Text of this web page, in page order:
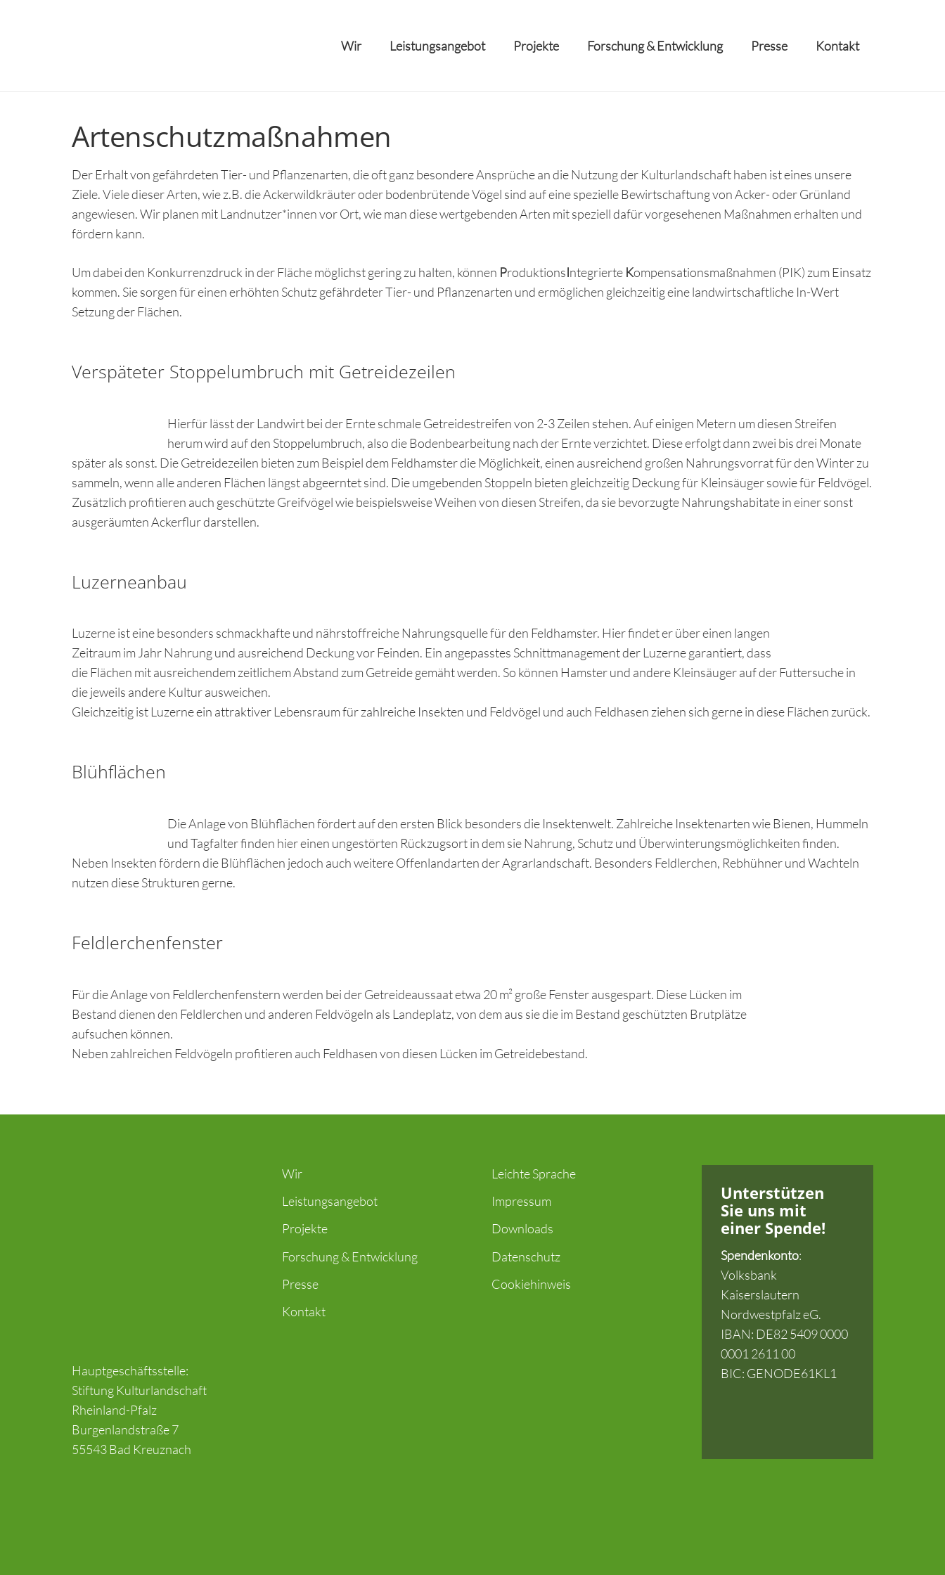
Wir Leistungsangebot Projekte Forschung & Entwicklung Presse Kontakt
Artenschutzmaßnahmen
Der Erhalt von gefährdeten Tier- und Pflanzenarten, die oft ganz besondere Ansprüche an die Nutzung der Kulturlandschaft haben ist eines unsere
Ziele. Viele dieser Arten, wie z.B. die Ackerwildkräuter oder bodenbrütende Vögel sind auf eine spezielle Bewirtschaftung von Acker- oder Grünland
angewiesen. Wir planen mit Landnutzer*innen vor Ort, wie man diese wertgebenden Arten mit speziell dafür vorgesehenen Maßnahmen erhalten und
fördern kann.
Um dabei den Konkurrenzdruck in der Fläche möglichst gering zu halten, können ProduktionsIntegrierte Kompensationsmaßnahmen (PIK) zum Einsatz
kommen. Sie sorgen für einen erhöhten Schutz gefährdeter Tier- und Pflanzenarten und ermöglichen gleichzeitig eine landwirtschaftliche In-Wert
Setzung der Flächen.
Verspäteter Stoppelumbruch mit Getreidezeilen
Hierfür lässt der Landwirt bei der Ernte schmale Getreidestreifen von 2-3 Zeilen stehen. Auf einigen Metern um diesen Streifen
herum wird auf den Stoppelumbruch, also die Bodenbearbeitung nach der Ernte verzichtet. Diese erfolgt dann zwei bis drei Monate
später als sonst. Die Getreidezeilen bieten zum Beispiel dem Feldhamster die Möglichkeit, einen ausreichend großen Nahrungsvorrat für den Winter zu
sammeln, wenn alle anderen Flächen längst abgeerntet sind. Die umgebenden Stoppeln bieten gleichzeitig Deckung für Kleinsäuger sowie für Feldvögel.
Zusätzlich profitieren auch geschützte Greifvögel wie beispielsweise Weihen von diesen Streifen, da sie bevorzugte Nahrungshabitate in einer sonst
ausgeräumten Ackerflur darstellen.
Luzerneanbau
Luzerne ist eine besonders schmackhafte und nährstoffreiche Nahrungsquelle für den Feldhamster. Hier findet er über einen langen
Zeitraum im Jahr Nahrung und ausreichend Deckung vor Feinden. Ein angepasstes Schnittmanagement der Luzerne garantiert, dass
die Flächen mit ausreichendem zeitlichem Abstand zum Getreide gemäht werden. So können Hamster und andere Kleinsäuger auf der Futtersuche in
die jeweils andere Kultur ausweichen.
Gleichzeitig ist Luzerne ein attraktiver Lebensraum für zahlreiche Insekten und Feldvögel und auch Feldhasen ziehen sich gerne in diese Flächen zurück.
Blühflächen
Die Anlage von Blühflächen fördert auf den ersten Blick besonders die Insektenwelt. Zahlreiche Insektenarten wie Bienen, Hummeln
und Tagfalter finden hier einen ungestörten Rückzugsort in dem sie Nahrung, Schutz und Überwinterungsmöglichkeiten finden.
Neben Insekten fördern die Blühflächen jedoch auch weitere Offenlandarten der Agrarlandschaft. Besonders Feldlerchen, Rebhühner und Wachteln
nutzen diese Strukturen gerne.
Feldlerchenfenster
Für die Anlage von Feldlerchenfenstern werden bei der Getreideaussaat etwa 20 m² große Fenster ausgespart. Diese Lücken im
Bestand dienen den Feldlerchen und anderen Feldvögeln als Landeplatz, von dem aus sie die im Bestand geschützten Brutplätze
aufsuchen können.
Neben zahlreichen Feldvögeln profitieren auch Feldhasen von diesen Lücken im Getreidebestand.
Hauptgeschäftsstelle:
Stiftung Kulturlandschaft
Rheinland-Pfalz
Burgenlandstraße 7
55543 Bad Kreuznach
Wir
Leistungsangebot
Projekte
Forschung & Entwicklung
Presse
Kontakt
Leichte Sprache
Impressum
Downloads
Datenschutz
Cookiehinweis
Unterstützen
Sie uns mit
einer Spende!
Spendenkonto:
Volksbank
Kaiserslautern
Nordwestpfalz eG.
IBAN: DE82 5409 0000
0001 2611 00
BIC: GENODE61KL1